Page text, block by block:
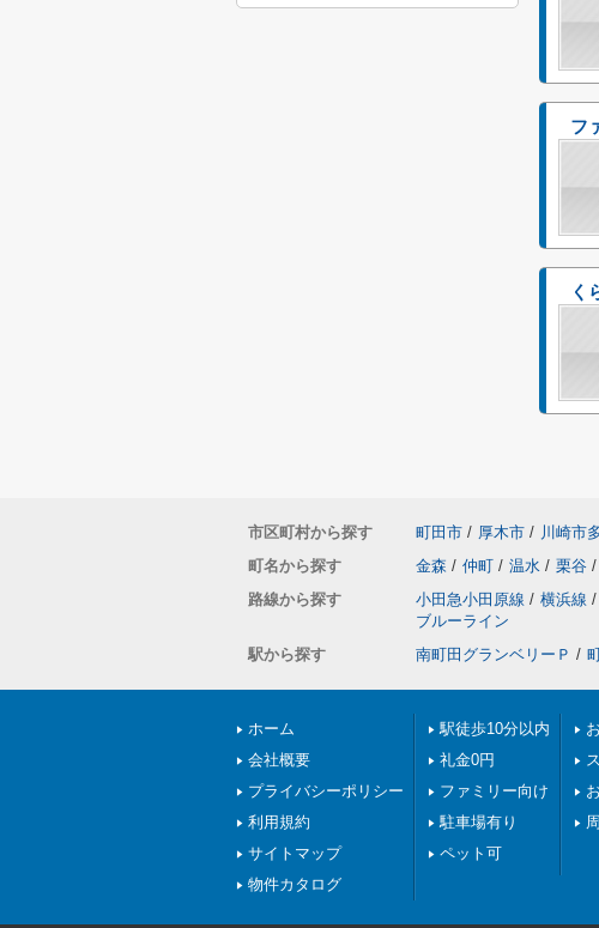
フ
く
市区町村から探す 町田市 / 厚木市 / 川崎市
町名から探す
金森 / 仲町 / 温水 / 栗谷 /
路線から探す
小田急小田原線 / 横浜線 /
ブルーライン
駅から探す
南町田グランベリーＰ /
ホーム
会社概要
プライバシーポリシー
利用規約
サイトマップ
物件カタログ
駅徒歩10分以内
礼金0円
ファミリー向け
駐車場有り
ペット可